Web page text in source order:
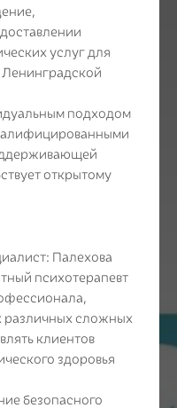
услуг для
подходом
открытому
Палехова
психотерапевт
различных сложных
клиентов
здоровья
безопасного